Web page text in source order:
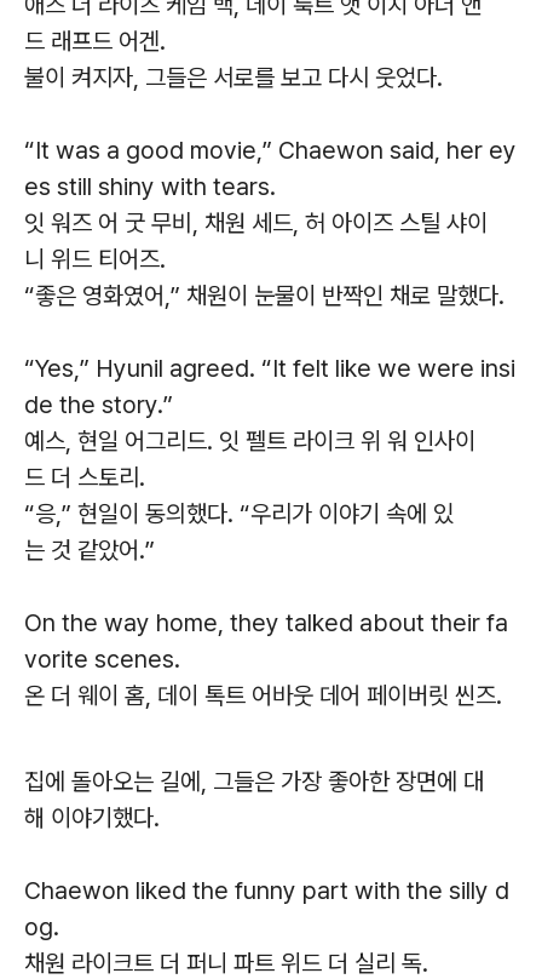
드 래프드 어겐.
불이 켜지자, 그들은 서로를 보고 다시 웃었다.
“It was a good movie,” Chaewon said, her ey
es still shiny with tears.
잇 워즈 어 굿 무비, 채원 세드, 허 아이즈 스틸 샤이
니 위드 티어즈.
“좋은 영화였어,” 채원이 눈물이 반짝인 채로 말했다.
“Yes,” Hyunil agreed. “It felt like we were insi
de the story.”
예스, 현일 어그리드. 잇 펠트 라이크 위 워 인사이
드 더 스토리.
“응,” 현일이 동의했다. “우리가 이야기 속에 있
는 것 같았어.”
On the way home, they talked about their fa
vorite scenes.
온 더 웨이 홈, 데이 톡트 어바웃 데어 페이버릿 씬즈.
집에 돌아오는 길에, 그들은 가장 좋아한 장면에 대
해 이야기했다.
Chaewon liked the funny part with the silly d
og.
채원 라이크트 더 퍼니 파트 위드 더 실리 독.